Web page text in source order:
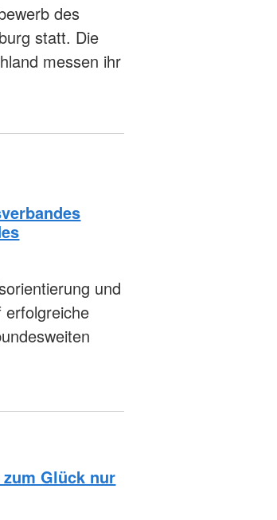
des
statt. Die
messen ihr
und
erfolgreiche
Glück nur